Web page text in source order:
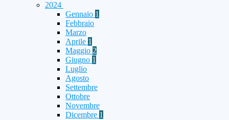
2024
Gennaio 1
Febbraio
Marzo
Aprile 1
Maggio 2
Giugno 1
Luglio
Agosto
Settembre
Ottobre
Novembre
Dicembre 1